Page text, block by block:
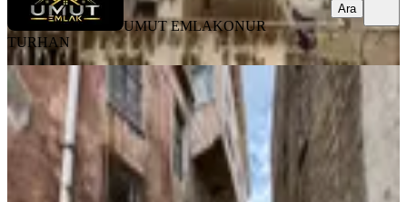
UMUT EMLAKONUR
TURHAN
Ara
Müstakil Tadında Tarihi Kentin
Göbeğinde
Artuklu, Şar Mahallesi
2+1· 110 m² ·15.04.2026